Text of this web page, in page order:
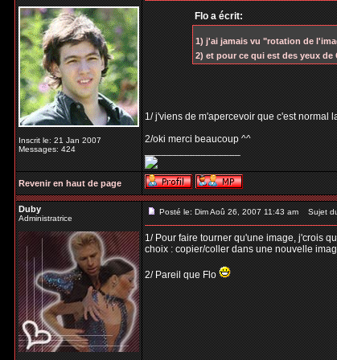
Inscrit le: 21 Jan 2007
Messages: 424
Flo a écrit:
1) j'ai jamais vu "rotation de
2) et pour ce qui est des yeux de
1/ j'viens de m'apercevoir que c'est normal
2/oki merci beaucoup ^^
_________________
Revenir en haut de page
Duby
Administratrice
Posté le: Dim Aoû 26, 2007 11:43 am Sujet du
1/ Pour faire tourner qu'une image, j'crois
choix : copier/coller dans une nouvelle
2/ Pareil que Flo